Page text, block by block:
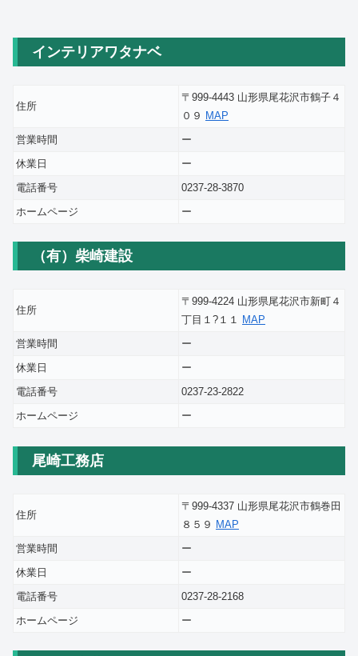
インテリアワタナベ
住所
〒999-4443 山形県尾花沢市鶴子４
０９ MAP
営業時間
ー
休業日
ー
電話番号
0237-28-3870
ホームページ
ー
（有）柴崎建設
住所
〒999-4224 山形県尾花沢市新町４
丁目１?１１ MAP
営業時間
ー
休業日
ー
電話番号
0237-23-2822
ホームページ
ー
尾崎工務店
住所
〒999-4337 山形県尾花沢市鶴巻田
８５９ MAP
営業時間
ー
休業日
ー
電話番号
0237-28-2168
ホームページ
ー